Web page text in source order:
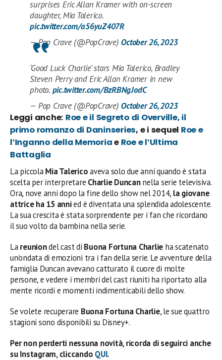
surprises Eric Allan Kramer with on-screen
daughter, Mia Talerico.
pic.twitter.com/a56yuZ407R
— Pop Crave (@PopCrave) October 26, 2023
‘Good Luck Charlie’ stars Mia Talerico, Bradley
Steven Perry and Eric Allan Kramer in new
photo. pic.twitter.com/BzRBNgJodC
— Pop Crave (@PopCrave) October 26, 2023
Leggi anche: Roe e il Segreto di Overville, il
primo romanzo di Daninseries, e i sequel Roe e
l’Inganno della Memoriae Roe e l’Ultima
Battaglia
La piccolaMia Talericoaveva solo due anni quando è stata
scelta per interpretare Charlie Duncannella serie televisiva.
Ora, nove anni dopo la fine dello show nel 2014, la giovane
attrice ha 15 annied è diventata una splendida adolescente.
La sua crescita è stata sorprendente per i fan che ricordano
il suo volto da bambina nella serie.
Lareuniondel cast di Buona Fortuna Charlie ha scatenato
un’ondata di emozioni tra i fan della serie. Le avventure della
famiglia Duncan avevano catturato il cuore di molte
persone, e vedere i membri del cast riuniti ha riportato alla
mente ricordi e momenti indimenticabili dello show.
Se volete recuperare Buona Fortuna Charlie, le sue quattro
stagioni sono disponibili su Disney+.
Per non perderti nessuna novità, ricorda di seguirci anche
su Instagram, cliccando QUI.